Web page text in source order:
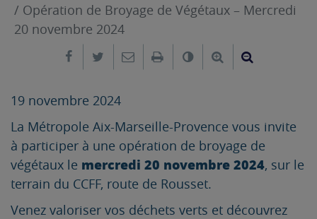
Opération de Broyage de Végétaux – Mercredi
20 novembre 2024
Partager sur Facebook
Partager sur Twitter
Envoyer par e-mail
ImprimerChanger leAgrandir le
19 novembre 2024
La Métropole Aix-Marseille-Provence vous invite
à participer à une opération de broyage de
végétaux le mercredi 20 novembre 2024, sur le
terrain du CCFF, route de Rousset.
Venez valoriser vos déchets verts et découvrez